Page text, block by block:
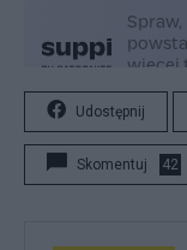
Udostępnij
Skomentuj 42